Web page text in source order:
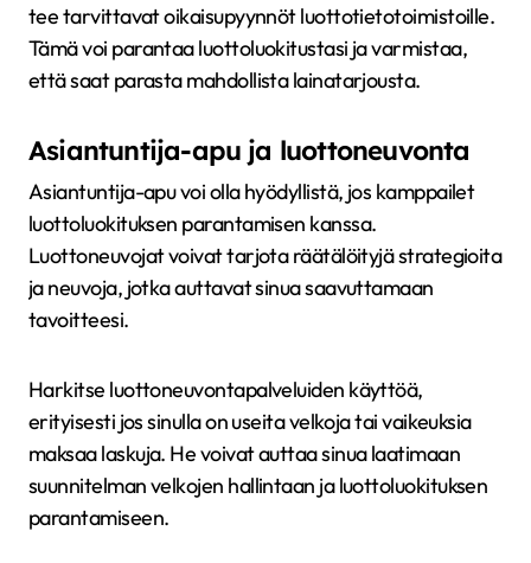
tee tarvittavat oikaisupyynnöt luottotietotoimistoille.
Tämä voi parantaa luottoluokitustasi ja varmistaa,
että saat parasta mahdollista lainatarjousta.
Asiantuntija-apu ja luottoneuvonta
Asiantuntija-apu voi olla hyödyllistä, jos kamppailet
luottoluokituksen parantamisen kanssa.
Luottoneuvojat voivat tarjota räätälöityjä strategioita
ja neuvoja, jotka auttavat sinua saavuttamaan
tavoitteesi.
Harkitse luottoneuvontapalveluiden käyttöä,
erityisesti jos sinulla on useita velkoja tai vaikeuksia
maksaa laskuja. He voivat auttaa sinua laatimaan
suunnitelman velkojen hallintaan ja luottoluokituksen
parantamiseen.